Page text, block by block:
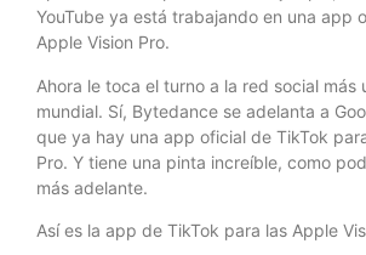
YouTube ya está trabajando en una app
Apple Vision Pro.
Ahora le toca el turno a la red social más
mundial. Sí, Bytedance se adelanta a
que ya hay una app oficial de TikTok
Pro. Y tiene una pinta increíble, como
más adelante.
Así es la app de TikTok para las Apple